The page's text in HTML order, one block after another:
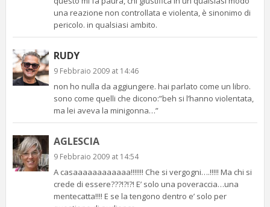
una reazione non controllata e violenta, è sinonimo di
pericolo. in qualsiasi ambito.
RUDY
9 Febbraio 2009 at 14:46
non ho nulla da aggiungere. hai parlato come un libro.
sono come quelli che dicono:”beh si l’hanno violentata,
ma lei aveva la minigonna…”
AGLESCIA
9 Febbraio 2009 at 14:54
A casaaaaaaaaaaaa!!!!!!! Che si vergogni….!!!!! Ma chi si
crede di essere???!?!?! E’ solo una poveraccia…una
mentecatta!!!! E se la tengono dentro e’ solo per